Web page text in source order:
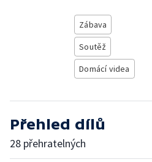
Zábava
Soutěž
Domácí videa
Přehled dílů
28 přehratelných